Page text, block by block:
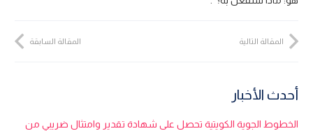
المقالة السابقة المقالة التالية
أحدث الأخبار
الخطوط الجوية الكويتية تحصل على شهادة تقدير وامتثال ضريبي من